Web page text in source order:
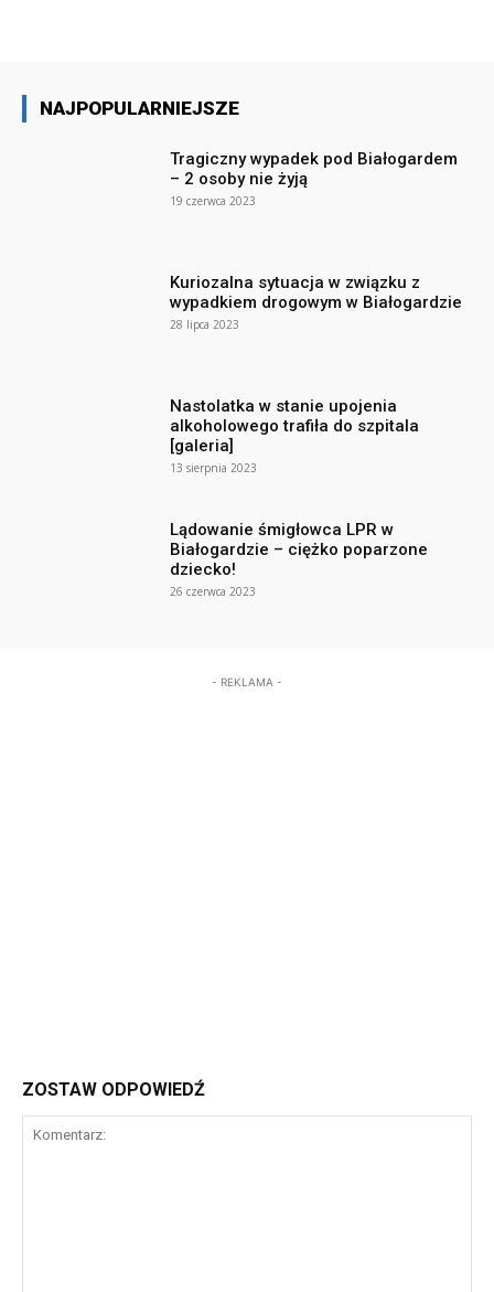
NAJPOPULARNIEJSZE
Tragiczny wypadek pod Białogardem
– 2 osoby nie żyją
19 czerwca 2023
Kuriozalna sytuacja w związku z
wypadkiem drogowym w Białogardzie
28 lipca 2023
Nastolatka w stanie upojenia
alkoholowego trafiła do szpitala
[galeria]
13 sierpnia 2023
Lądowanie śmigłowca LPR w
Białogardzie – ciężko poparzone
dziecko!
26 czerwca 2023
- REKLAMA -
ZOSTAW ODPOWIEDŹ